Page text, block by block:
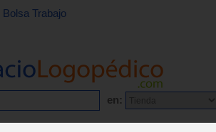
Bolsa Trabajo
en: